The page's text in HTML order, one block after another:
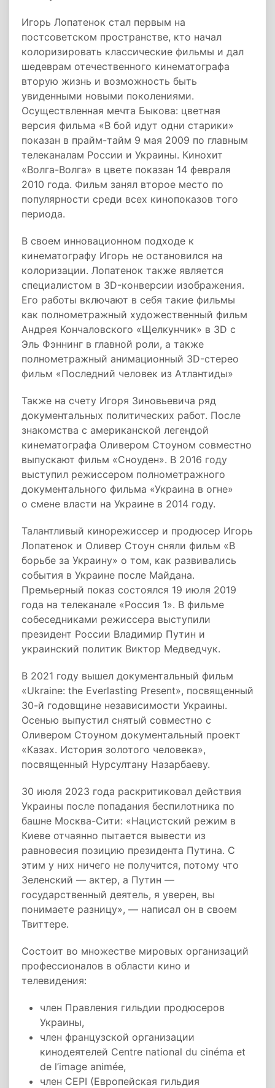
Игорь Лопатенок стал первым на
постсоветском пространстве, кто начал
колоризировать классические фильмы и дал
шедеврам отечественного кинематографа
вторую жизнь и возможность быть
увиденными новыми поколениями.
Осуществленная мечта Быкова: цветная
версия фильма «В бой идут одни старики»
показан в прайм-тайм 9 мая 2009 по главным
телеканалам России и Украины. Кинохит
«Волга-Волга» в цвете показан 14 февраля
2010 года. Фильм занял второе место по
популярности среди всех кинопоказов того
периода.
В своем инновационном подходе к
кинематографу Игорь не остановился на
колоризации. Лопатенок также является
специалистом в 3D-конверсии изображения.
Его работы включают в себя такие фильмы
как полнометражный художественный фильм
Андрея Кончаловского «Щелкунчик» в 3D с
Эль Фэннинг в главной роли, а также
полнометражный анимационный 3D-стерео
фильм «Последний человек из Атлантиды»
Также на счету Игоря Зиновьевича ряд
документальных политических работ. После
знакомства с американской легендой
кинематографа Оливером Стоуном совместно
выпускают фильм «Сноуден». В 2016 году
выступил режиссером полнометражного
документального фильма «Украина в огне»
о смене власти на Украине в 2014 году.
Талантливый кинорежиссер и продюсер Игорь
Лопатенок и Оливер Стоун сняли фильм «В
борьбе за Украину» о том, как развивались
события в Украине после Майдана.
Премьерный показ состоялся 19 июля 2019
года на телеканале «Россия 1». В фильме
собеседниками режиссера выступили
президент России Владимир Путин и
украинский политик Виктор Медведчук.
В 2021 году вышел документальный фильм
«Ukraine: the Everlasting Present», посвященный
30-й годовщине независимости Украины.
Осенью выпустил снятый совместно с
Оливером Стоуном документальный проект
«Казах. История золотого человека»,
посвященный Нурсултану Назарбаеву.
30 июля 2023 года раскритиковал действия
Украины после попадания беспилотника по
башне Москва-Сити: «Нацистский режим в
Киеве отчаянно пытается вывести из
равновесия позицию президента Путина. С
этим у них ничего не получится, потому что
Зеленский — актер, а Путин —
государственный деятель, я уверен, вы
понимаете разницу», — написал он в своем
Твиттере.
Состоит во множестве мировых организаций
профессионалов в области кино и
телевидения:
член Правления гильдии продюсеров
Украины,
член французской организации
кинодеятелей Centre national du cinéma et
de l’image animée,
член CEPI (Европейская гильдия